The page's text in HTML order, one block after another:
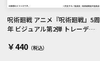
呪術廻戦 アニメ『呪術廻戦』5周
年 ビジュアル第2弾 トレーディ
￥440